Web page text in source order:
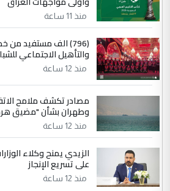
سردار
التعليق : واحد من عصابة علي
جنسية الرافد الثالث للعراق
ابا فرات ...
الجواهري يرد على
مضجعيك يابن الزنا (نص كامل)
حيدر عاشور
التعليق : تحياتي لك استاذ
دقيق ومسؤول؛ فالاستثمار
منذ 11 ساعة
(796) الف مستفيد
والتأهيل الاجتماعي
منذ 12 ساعة
مصادر تكشف ملامح
وطهران بشأن "مضيق
منذ 12 ساعة
الزيدي يمنح وكلاء
على تسريع الإنجاز
منذ 12 ساعة